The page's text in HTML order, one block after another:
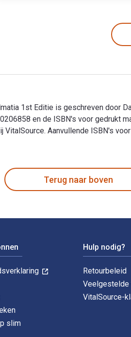
1st Editie is geschreven door
en de ISBN's voor gedrukt
Aanvullende ISBN's
Terug naar boven
slim
Hulp nodig?
Retourbeleid
Veelgestelde
VitalSource-